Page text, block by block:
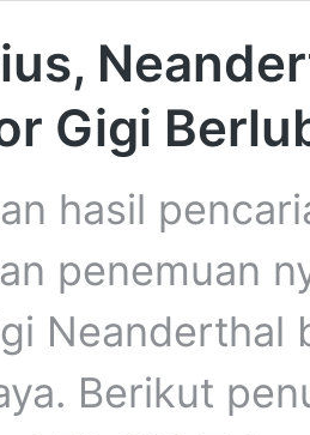
Gigi
hasil
penemuan
Neanderthal
Berikut